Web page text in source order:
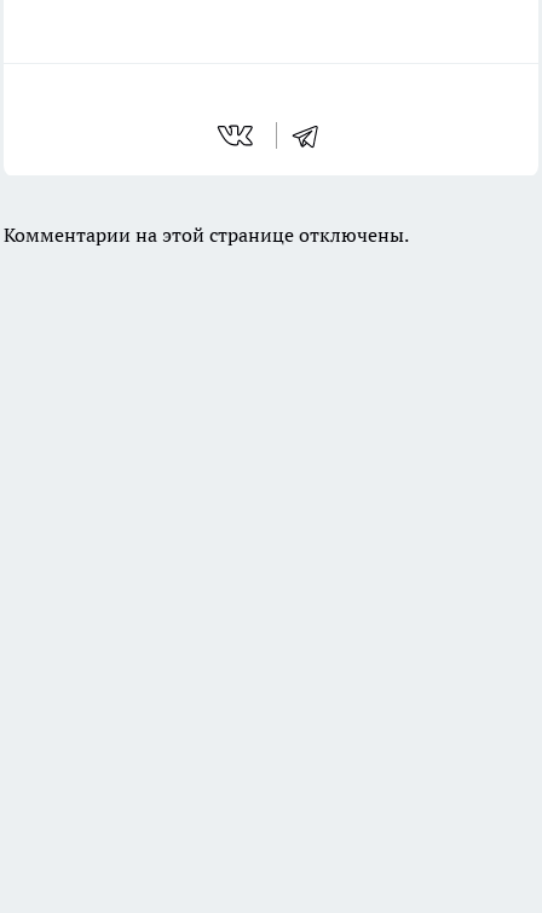
Комментарии на этой странице отключены.